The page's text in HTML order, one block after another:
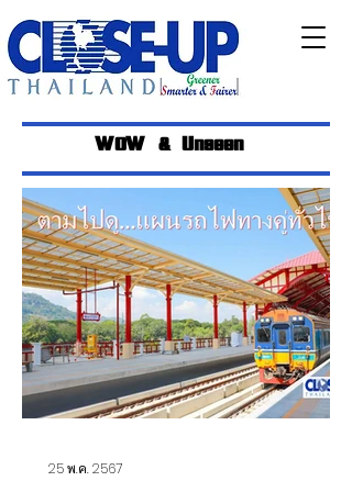
WOW & Unseen
25 พ.ค. 2567